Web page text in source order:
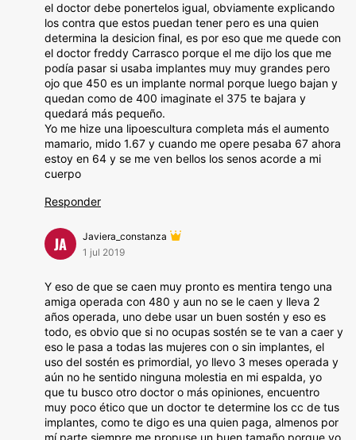
el doctor debe ponertelos igual, obviamente explicando
los contra que estos puedan tener pero es una quien
determina la desicion final, es por eso que me quede con
el doctor freddy Carrasco porque el me dijo los que me
podía pasar si usaba implantes muy muy grandes pero
ojo que 450 es un implante normal porque luego bajan y
quedan como de 400 imaginate el 375 te bajara y
quedará más pequeño.
Yo me hize una lipoescultura completa más el aumento
mamario, mido 1.67 y cuando me opere pesaba 67 ahora
estoy en 64 y se me ven bellos los senos acorde a mi
cuerpo
Responder
JA
Javiera_constanza
1 jul 2019
Y eso de que se caen muy pronto es mentira tengo una
amiga operada con 480 y aun no se le caen y lleva 2
años operada, uno debe usar un buen sostén y eso es
todo, es obvio que si no ocupas sostén se te van a caer y
eso le pasa a todas las mujeres con o sin implantes, el
uso del sostén es primordial, yo llevo 3 meses operada y
aún no he sentido ninguna molestia en mi espalda, yo
que tu busco otro doctor o más opiniones, encuentro
muy poco ético que un doctor te determine los cc de tus
implantes, como te digo es una quien paga, almenos por
mí parte siempre me propuse un buen tamaño porque yo